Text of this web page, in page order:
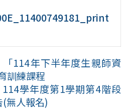
「114年下半年度生親師資
訓練課程
114學年度第1學期第4階段
無人報名)